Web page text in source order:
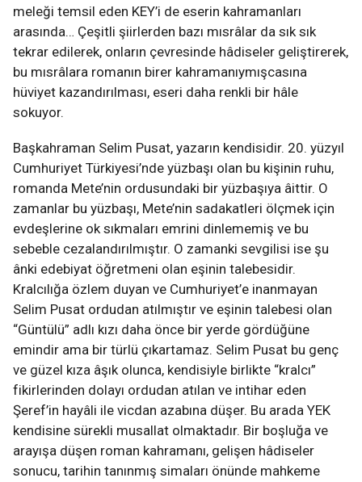
meleği temsil eden KEY’i de eserin kahramanları
arasında… Çeşitli şiirlerden bazı mısrâlar da sık sık
tekrar edilerek, onların çevresinde hâdiseler geliştirerek,
bu mısrâlara romanın birer kahramanıymışcasına
hüviyet kazandırılması, eseri daha renkli bir hâle
sokuyor.
Başkahraman Selim Pusat, yazarın kendisidir. 20. yüzyıl
Cumhuriyet Türkiyesi’nde yüzbaşı olan bu kişinin ruhu,
romanda Mete’nin ordusundaki bir yüzbaşıya âittir. O
zamanlar bu yüzbaşı, Mete’nin sadakatleri ölçmek için
evdeşlerine ok sıkmaları emrini dinlememiş ve bu
sebeble cezalandırılmıştır. O zamanki sevgilisi ise şu
ânki edebiyat öğretmeni olan eşinin talebesidir.
Kralcılığa özlem duyan ve Cumhuriyet’e inanmayan
Selim Pusat ordudan atılmıştır ve eşinin talebesi olan
“Güntülü” adlı kızı daha önce bir yerde gördüğüne
emindir ama bir türlü çıkartamaz. Selim Pusat bu genç
ve güzel kıza âşık olunca, kendisiyle birlikte “kralcı”
fikirlerinden dolayı ordudan atılan ve intihar eden
Şeref’in hayâli ile vicdan azabına düşer. Bu arada YEK
kendisine sürekli musallat olmaktadır. Bir boşluğa ve
arayışa düşen roman kahramanı, gelişen hâdiseler
sonucu, tarihin tanınmış simaları önünde mahkeme